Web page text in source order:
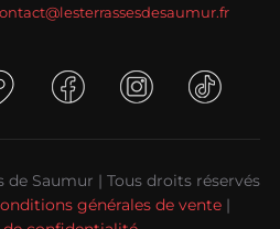
de Saumur | Tous droits réservés
générales de vente|